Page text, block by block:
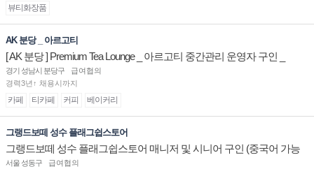
뷰티화장품
AK 분당 _ 아르고티
[ AK 분당 ] Premium Tea Lounge _ 아르고티 중간관리 운영자 구인 _
경기 성남시 분당구
급여협의
경력3년↑ 채용시까지
카페 티카페 커피 베이커리
그랭드보떼 성수 플래그쉽스토어
그랭드보떼 성수 플래그쉽스토어 매니저 및 시니어 구인 (중국어 가능
자)
서울 성동구
급여협의